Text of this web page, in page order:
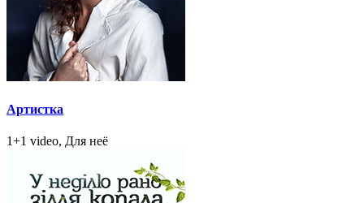
Артистка
1+1 video, Для неё